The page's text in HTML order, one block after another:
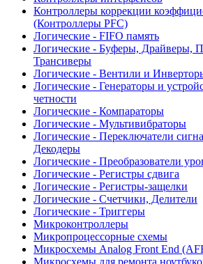
Контроллеры коррекции
(Контроллеры PFC)
Логические - FIFO память
Логические - Буферы, Драйверы,
Трансиверы
Логические - Вентили и
Логические - Генераторы и
четности
Логические - Компараторы
Логические - Мультивибраторы
Логические - Переключатели
Декодеры
Логические - Преобразователи
Логические - Регистры сдвига
Логические - Регистры-защелки
Логические - Счетчики, Делители
Логические - Триггеры
Микроконтроллеры
Микропроцессорные схемы
Микросхемы Analog Front End
Микросхемы для ремонта